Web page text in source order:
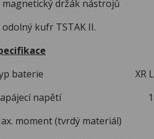
držák nástrojů
kufr TSTAK II.
baterie XR Li-
napětí
moment (tvrdý materiál)